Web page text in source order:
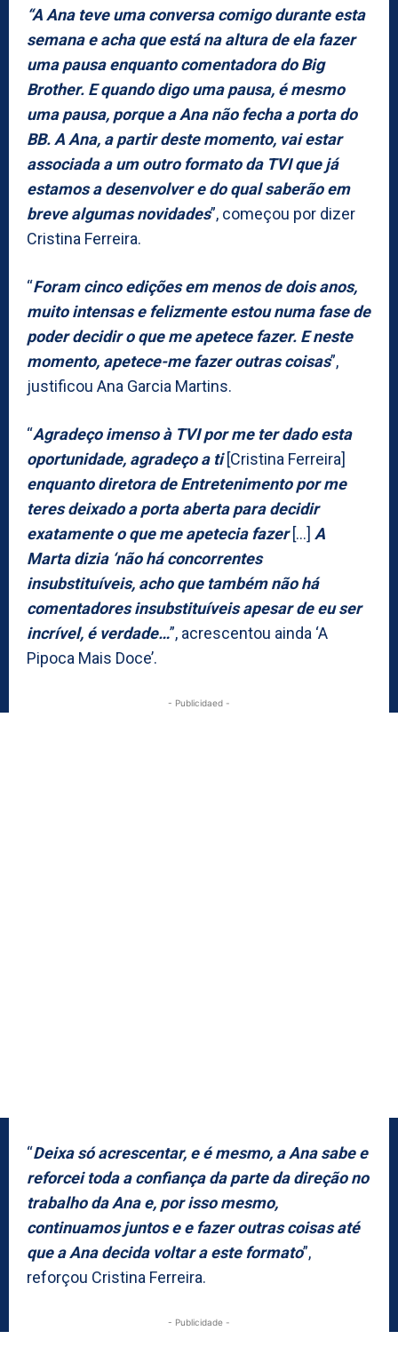
“A Ana teve uma conversa comigo durante esta
semana e acha que está na altura de ela fazer
uma pausa enquanto comentadora do Big
Brother. E quando digo uma pausa, é mesmo
uma pausa, porque a Ana não fecha a porta do
BB. A Ana, a partir deste momento, vai estar
associada a um outro formato da TVI que já
estamos a desenvolver e do qual saberão em
breve algumas novidades”, começou por dizer
Cristina Ferreira.
“Foram cinco edições em menos de dois anos,
muito intensas e felizmente estou numa fase de
poder decidir o que me apetece fazer. E neste
momento, apetece-me fazer outras coisas”,
justificou Ana Garcia Martins.
“Agradeço imenso à TVI por me ter dado esta
oportunidade, agradeço a ti[Cristina Ferreira]
enquanto diretora de Entretenimento por me
teres deixado a porta aberta para decidir
exatamente o que me apetecia fazer[…] A
Marta dizia ‘não há concorrentes
insubstituíveis, acho que também não há
comentadores insubstituíveis apesar de eu ser
incrível, é verdade…”, acrescentou ainda ‘A
Pipoca Mais Doce’.
- Publicidaed -
“Deixa só acrescentar, e é mesmo, a Ana sabe e
reforcei toda a confiança da parte da direção no
trabalho da Ana e, por isso mesmo,
continuamos juntos e e fazer outras coisas até
que a Ana decida voltar a este formato”,
reforçou Cristina Ferreira.
- Publicidade -